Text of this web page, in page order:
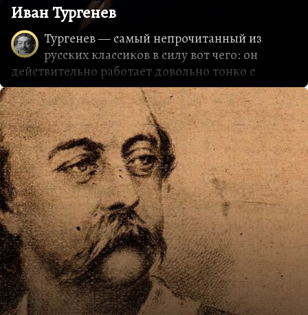
Иван Тургенев
Тургенев — самый непрочитанный из
русских классиков в силу вот чего: он
действительно работает довольно тонко с
лейтмотивами, с деталями, он прошел мощную
поэтическую школу. Надо сказать, что их всех
русских прозаиков он — самый серьезный и
успешный поэт. Что вообще дают стихи
прозаику? Школу лаконизма, вкус, гармонию.
По романам Достоевского видно, что он стихов
толком не писал. Или писал, когда требовалось
написать верноподданническую оду, а так его
поэзия на уровне капитана Лебядкина, которую
многие в XX веке считали гениальной, но
обэриуты, все-таки, гораздо более утончены и
серьезны. Следовательно, школа поэзии,
которая очень видна, например, в тургеневской
поэме «Помещик», хотя это…